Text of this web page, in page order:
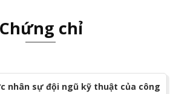
Chứng chỉ
nhân sự đội ngũ kỹ thuật của công